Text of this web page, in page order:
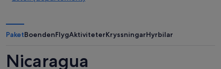
Jinotega (departemente)
Departamento de León
PaketBoendenFlygAktiviteterKryssningarHyrbilar
Nicaragua